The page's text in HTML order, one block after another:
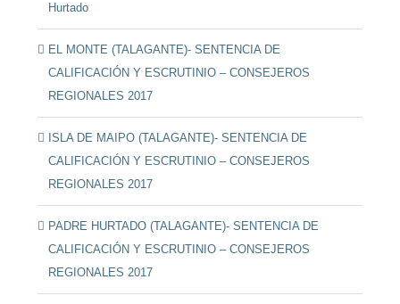
Hurtado
EL MONTE (TALAGANTE)- SENTENCIA DE
CALIFICACIÓN Y ESCRUTINIO – CONSEJEROS
REGIONALES 2017
ISLA DE MAIPO (TALAGANTE)- SENTENCIA DE
CALIFICACIÓN Y ESCRUTINIO – CONSEJEROS
REGIONALES 2017
PADRE HURTADO (TALAGANTE)- SENTENCIA DE
CALIFICACIÓN Y ESCRUTINIO – CONSEJEROS
REGIONALES 2017